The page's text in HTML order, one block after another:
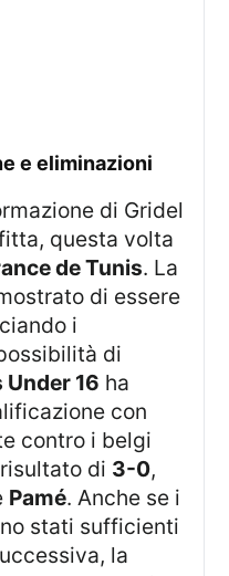
e eliminazioni
questa volta
de Tunis. La
di essere
i
di
16 ha
con
contro i belgi
di 3-0,
Pamé. Anche se i
stati sufficienti
la